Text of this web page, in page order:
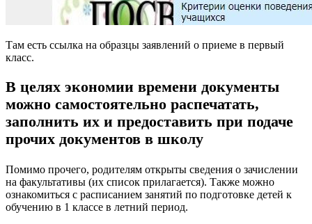
Там есть ссылка на образцы заявлений о приеме в первый
класс.
В целях экономии времени документы
можно самостоятельно распечатать,
заполнить их и предоставить при подаче
прочих документов в школу
Помимо прочего, родителям открыты сведения о зачислении
на факультативы (их список прилагается). Также можно
ознакомиться с расписанием занятий по подготовке детей к
обучению в 1 классе в летний период.